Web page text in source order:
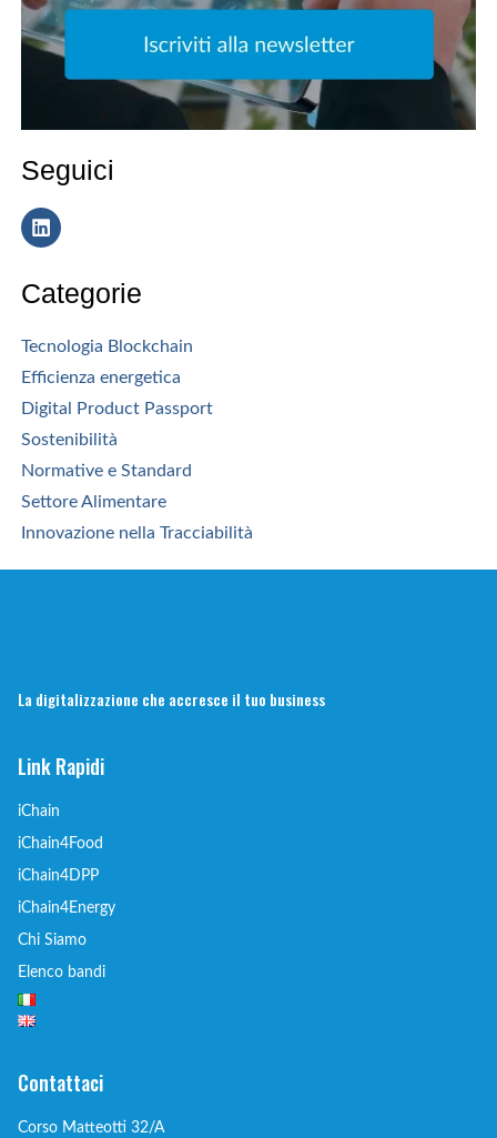
Seguici
Categorie
Tecnologia Blockchain
Efficienza energetica
Digital Product Passport
Sostenibilità
Normative e Standard
Settore Alimentare
Innovazione nella Tracciabilità
La digitalizzazione che accresce il tuo business
Link Rapidi
iChain
iChain4Food
iChain4DPP
iChain4Energy
Chi Siamo
Elenco bandi
Contattaci
Corso Matteotti 32/A